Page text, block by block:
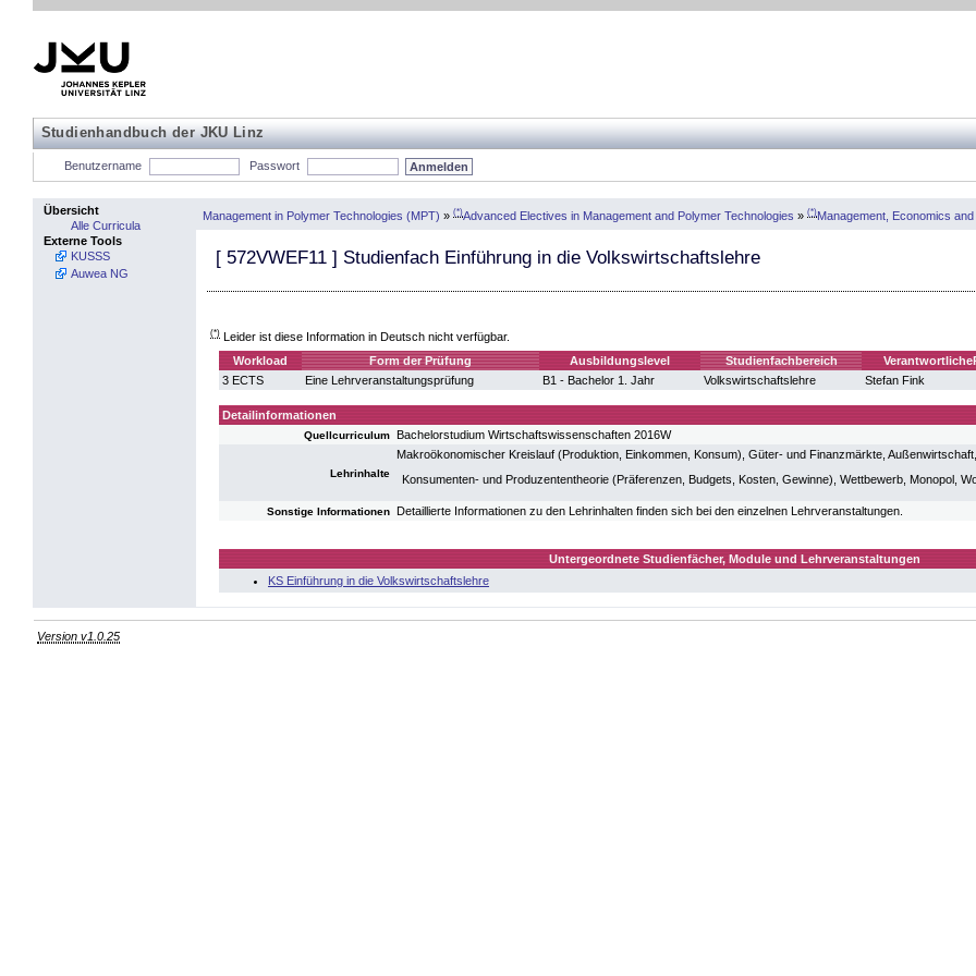
Studienhandbuch der JKU Linz
Benutzername Passwort
Übersicht
Alle Curricula
Externe Tools
KUSSS
Auwea NG
Management in Polymer Technologies (MPT) » (*)Advanced Electives in Management and Polymer Technologies » (*)Management, Economics
[ 572VWEF11 ] Studienfach Einführung in die Volkswirtschaftslehre
(*) Leider ist diese Information in Deutsch nicht verfügbar.
Workload
Form der Prüfung Ausbildungslevel Studienfachbereich
3 ECTS
Eine Lehrveranstaltungsprüfung B1 - Bachelor 1. Jahr Volkswirtschaftslehre Stefan Fink
Detailinformationen
Quellcurriculum Bachelorstudium Wirtschaftswissenschaften 2016W
Lehrinhalte
Makroökonomischer Kreislauf (Produktion, Einkommen, Konsum), Güter- und Finanzmärkte,
Konsumenten- und Produzententheorie (Präferenzen, Budgets, Kosten, Gewinne), Wettbewerb, Monopol,
Sonstige Informationen Detaillierte Informationen zu den Lehrinhalten finden sich bei den einzelnen Lehrveranstaltungen.
Untergeordnete Studienfächer, Module und Lehrveranstaltungen
KS Einführung in die Volkswirtschaftslehre
Version v1.0.25